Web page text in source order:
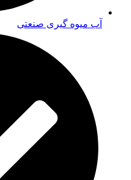
آب میوه گیری صنعتی